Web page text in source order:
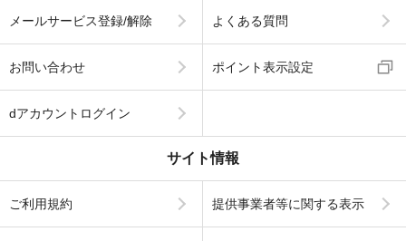
メールサービス登録/解除 よくある質問
お問い合わせ ポイント表示設定
dアカウントログイン
サイト情報
ご利用規約 提供事業者等に関する表示